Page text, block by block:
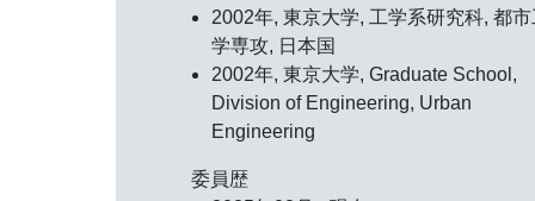
2002年, 東京大学, 工学系研究科, 都市
学専攻, 日本国
2002年, 東京大学, Graduate School,
Division of Engineering, Urban
Engineering
委員歴